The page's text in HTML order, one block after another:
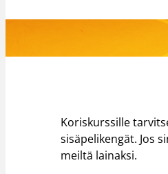
Koriskurssille
sisäpelikengät. Jos
meiltä lainaksi.